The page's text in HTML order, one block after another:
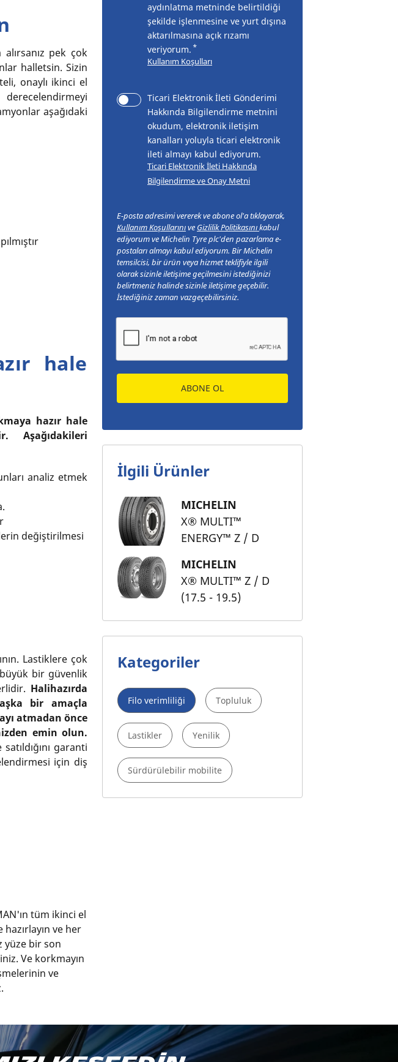
pek çok
halletsin. Sizin
onaylı ikinci el
aşağıdaki
hale
hazır hale
Aşağıdakileri
analiz etmek
değiştirilmesi
Lastiklere çok
bir güvenlik
Halihazırda
bir amaçla
atmadan önce
emin olun.
garanti
için diş
tüm ikinci el
ve her
yüze bir son
Ve korkmayın
ve
aydınlatma metninde belirtildiği
şekilde işlenmesine ve yurt dışına
aktarılmasına açık rızamı
veriyorum.*
Kullanım Koşulları
Ticari Elektronik İleti Gönderimi
Hakkında Bilgilendirme metnini
okudum, elektronik iletişim
kanalları yoluyla ticari elektronik
ileti almayı kabul ediyorum.
Ticari Elektronik İleti Hakkında
Bilgilendirme ve Onay Metni
E-posta adresimi vererek ve abone ol'a tıklayarak,
Kullanım Koşullarınıve Gizlilik Politikasınıkabul
ediyorum ve Michelin Tyre plc'den pazarlama e-
postaları almayı kabul ediyorum. Bir Michelin
temsilcisi, bir ürün veya hizmet teklifiyle ilgili
olarak sizinle iletişime geçilmesini istediğinizi
belirtmeniz halinde sizinle iletişime geçebilir.
İstediğiniz zaman vazgeçebilirsiniz.
ABONE OL
İlgili Ürünler
MICHELIN
X® MULTI™
ENERGY™ Z / D
MICHELIN
X® MULTI™ Z / D
(17.5 - 19.5)
Kategoriler
Filo verimliliği Topluluk
Lastikler Yenilik
Sürdürülebilir mobilite
olun